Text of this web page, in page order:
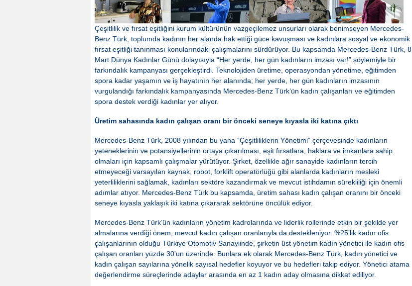
Çeşitlilik ve fırsat eşitliğini kurum kültürünün vazgeçilemez unsurları olarak benimseyen Mercedes-
Benz Türk, toplumda kadının her alanda hak ettiği güce kavuşması ve kadınlara sosyal ve ekonomik
fırsat eşitliği tanınması konularındaki çalışmalarını sürdürüyor. Bu kapsamda Mercedes-Benz Türk, 8
Mart Dünya Kadınlar Günü dolayısıyla “Her yerde, her gün kadınların imzası var!” söylemiyle bir
farkındalık kampanyası gerçekleştirdi. Teknolojiden üretime, operasyondan yönetime, eğitimden
spora kadar yaşamın ve iş hayatının her alanında; her yerde, her gün kadınların imzasının
vurgulandığı farkındalık kampanyasında Mercedes-Benz Türk’ün kadın çalışanları ve eğitimden
spora destek verdiği kadınlar yer alıyor.
Üretim sahasında kadın çalışan oranı bir önceki seneye kıyasla iki katına çıktı
Mercedes-Benz Türk, 2008 yılından bu yana “Çeşitliliklerin Yönetimi” çerçevesinde kadınların
yeteneklerinin ve potansiyellerinin ortaya çıkarılması, eşit fırsatlara, haklara ve imkanlara sahip
olmaları için kapsamlı çalışmalar yürütüyor. Şirket, özellikle ağır sanayide kadınların tercih
etmeyeceği varsayılan kaynak, robot, forklift operatörlüğü gibi alanlarda kadınların mesleki
yeterliliklerini sağlamak, kadınları sektöre kazandırmak ve mevcut istihdamın sürekliliği için önemli
adımlar atıyor. Mercedes-Benz Türk bu kapsamda, üretim sahası kadın çalışan oranını bir önceki
seneye kıyasla yaklaşık iki katına çıkararak sektörüne öncülük ediyor.
Mercedes-Benz Türk’ün kadınların yönetim kadrolarında ve liderlik rollerinde etkin bir şekilde yer
almalarına verdiği önem, mevcut kadın çalışan oranlarıyla da destekleniyor. %25’lik kadın ofis
çalışanlarının olduğu Türkiye Otomotiv Sanayiinde, şirketin üst yönetim kadın yönetici ile kadın ofis
çalışan oranları yüzde 30’un üzerinde. Bunlara ek olarak Mercedes-Benz Türk, kadın yönetici ve
kadın çalışan sayılarına yönelik sayısal hedefler koyuyor ve bu hedefleri takip ediyor. Yönetici atama
değerlendirme süreçlerinde adaylar arasında en az 1 kadın aday olmasına dikkat ediliyor.